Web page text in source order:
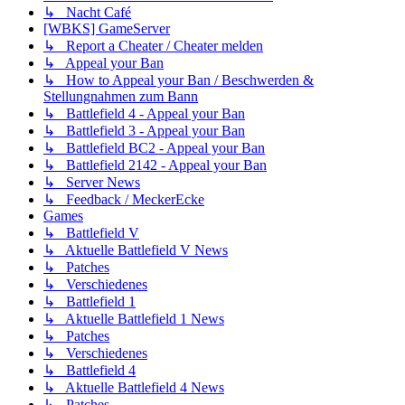
↳ Nacht Café
[WBKS] GameServer
↳ Report a Cheater / Cheater melden
↳ Appeal your Ban
↳ How to Appeal your Ban / Beschwerden &
Stellungnahmen zum Bann
↳ Battlefield 4 - Appeal your Ban
↳ Battlefield 3 - Appeal your Ban
↳ Battlefield BC2 - Appeal your Ban
↳ Battlefield 2142 - Appeal your Ban
↳ Server News
↳ Feedback / MeckerEcke
Games
↳ Battlefield V
↳ Aktuelle Battlefield V News
↳ Patches
↳ Verschiedenes
↳ Battlefield 1
↳ Aktuelle Battlefield 1 News
↳ Patches
↳ Verschiedenes
↳ Battlefield 4
↳ Aktuelle Battlefield 4 News